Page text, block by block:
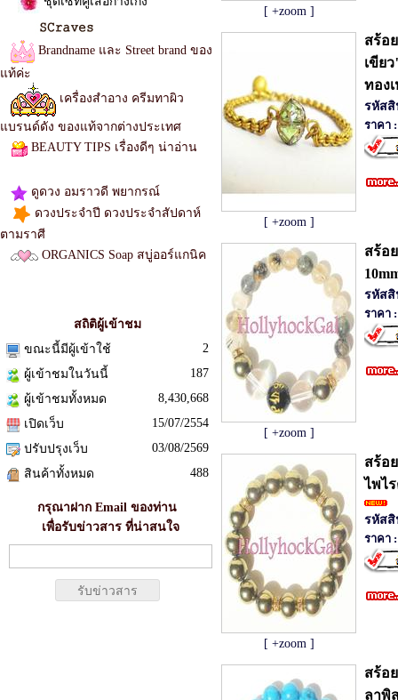
Brandname และ Street brand ของ
แท้ค่ะ
เครื่องสำอาง ครีมทาผิว
แบรนด์ดัง ของแท้จากต่างประเทศ
BEAUTY TIPS เรื่องดีๆ น่าอ่าน
ดูดวง อมราวดี พยากรณ์
ดวงประจำปี ดวงประจำสัปดาห์
ตามราศี
ORGANICS Soap สบู่ออร์แกนิค
สถิติผู้เข้าชม
ขณะนี้มีผู้เข้าใช้
2
ผู้เข้าชมในวันนี้
187
ผู้เข้าชมทั้งหมด
8,430,668
เปิดเว็บ
15/07/2554
ปรับปรุงเว็บ
03/08/2569
สินค้าทั้งหมด
488
กรุณาฝาก Email ของท่าน
เพื่อรับข่าวสาร ที่น่าสนใจ
[ +zoom ]
[ +zoom ]
สร้อ
เขีย
ทอง
รหัสสิ
ราคา
[ +zoom ]
สร้อ
รหัสสิ
ราคา
[ +zoom ]
สร้อ
ไพไ
รหัสสิ
ราคา
สร้อ
ลาพิ